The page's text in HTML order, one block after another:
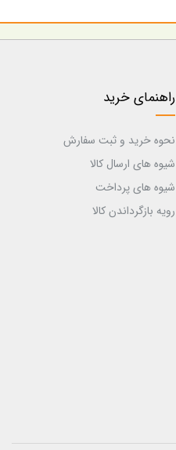
راهنمای خرید
نحوه خرید و ثبت سفارش
شیوه های ارسال کالا
شیوه های پرداخت
رویه بازگرداندن کالا